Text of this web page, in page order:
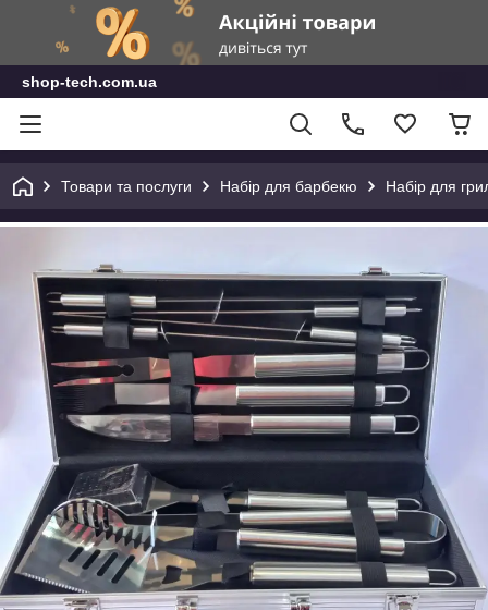
shop-tech.com.ua
Товари та послуги Набір для барбекю Набір для